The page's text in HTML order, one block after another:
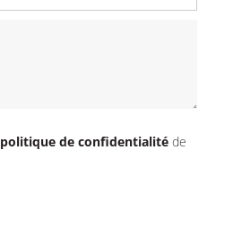
politique de confidentialité de